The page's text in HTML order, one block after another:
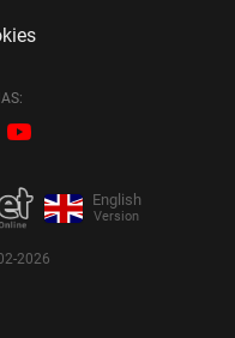
English
Version
2026